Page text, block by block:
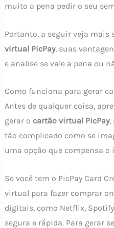
muito a pena pedir o seu
Portanto, a seguir veja mais
virtual PicPay, suas
e analise se vale a pena ou
Como funciona para gerar
Antes de qualquer coisa,
gerar o cartão virtual PicPay,
tão complicado como se
uma opção que compensa
Se você tem o PicPay Card
virtual para fazer comprar
digitais, como Netflix,
segura e rápida. Para gerar